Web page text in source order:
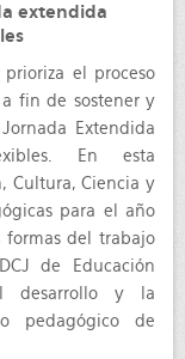
extendida
el proceso
fin de sostener y
Extendida
En esta
Cultura, Ciencia y
para el año
formas del trabajo
de Educación
desarrollo y la
pedagógico de